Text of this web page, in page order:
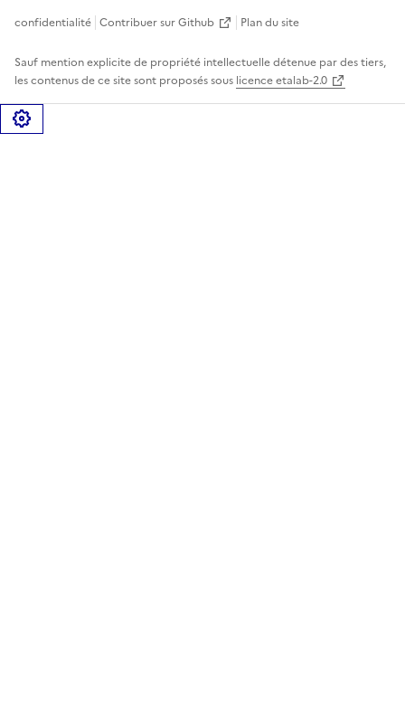
confidentialité Contribuer sur Github Plan du site
Sauf mention explicite de propriété intellectuelle détenue par des tiers,
les contenus de ce site sont proposés sous licence etalab-2.0
Gérer les cookies